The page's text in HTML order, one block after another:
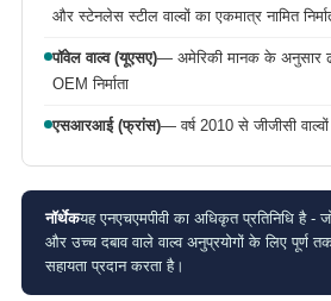
और स्टेनलेस स्टील वाल्वों का एकमात्र नामित
पॉवेल वाल्व (यूएसए)— अमेरिकी मानक के अनुसार
OEM निर्माता
एसआरआई (फ्रांस)— वर्ष 2010 से जीजीसी वाल्वों
नॉर्थेकयह एनएचएमपीवी का अधिकृत प्रतिनिधि है -
और उच्च दबाव वाले वाल्व अनुप्रयोगों के लिए पूर्ण
सहायता प्रदान करता है।